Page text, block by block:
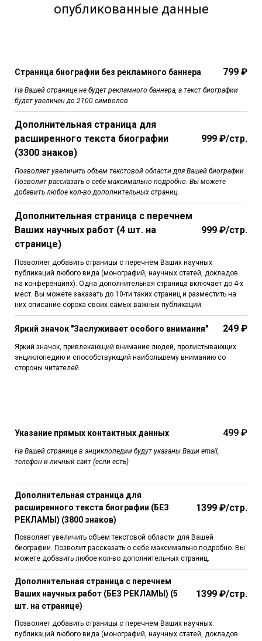
опубликованные данные
Страница биографии без рекламного баннера 799 ₽
На Вашей странице не будет рекламного баннера, а текст биографии
будет увеличен до 2100 символов
Дополнительная страница для
расширенного текста биографии
(3300 знаков)
999 ₽/стр.
Позволяет увеличить объем текстовой области для Вашей биографии.
Позволит рассказать о себе максимально подробно. Вы можете
добавить любое кол-во дополнительных страниц.
Дополнительная страница с перечнем
Ваших научных работ (4 шт. на
странице)
999 ₽/стр.
Позволяет добавить страницы с перечнем Ваших научных
публикаций любого вида (монографий, научных статей, докладов
на конференциях). Одна дополнительная страница включает до 4-х
мест. Вы можете заказать до 10-ти таких страниц и разместить на
них описание сорока своих самых важных публикаций
Яркий значок "Заслуживает особого внимания" 249 ₽
Яркий значок, привлекающий внимание людей, пролистывающих
энциклопедию и способствующий наибольшему вниманию со
стороны читателей
Указание прямых контактных данных 499 ₽
На Вашей странице в энциклопедии будут указаны Ваши email,
телефон и личный сайт (если есть)
Дополнительная страница для
расширенного текста биографии (БЕЗ
РЕКЛАМЫ) (3800 знаков)
1399 ₽/стр.
Позволяет увеличить объем текстовой области для Вашей
биографии. Позволит рассказать о себе максимально подробно. Вы
можете добавить любое кол-во дополнительных страниц.
Дополнительная страница с перечнем
Ваших научных работ (БЕЗ РЕКЛАМЫ) (5
шт. на странице)
1399 ₽/стр.
Позволяет добавить страницы с перечнем Ваших научных
публикаций любого вида (монографий, научных статей, докладов